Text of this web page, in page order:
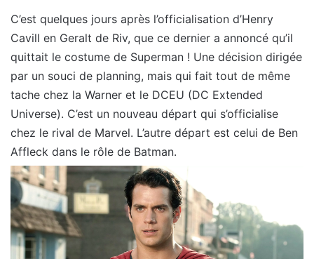
C’est quelques jours après l’officialisation d’Henry
Cavill en Geralt de Riv, que ce dernier a annoncé qu’il
quittait le costume de Superman ! Une décision dirigée
par un souci de planning, mais qui fait tout de même
tache chez la Warner et le DCEU (DC Extended
Universe). C’est un nouveau départ qui s’officialise
chez le rival de Marvel. L’autre départ est celui de Ben
Affleck dans le rôle de Batman.